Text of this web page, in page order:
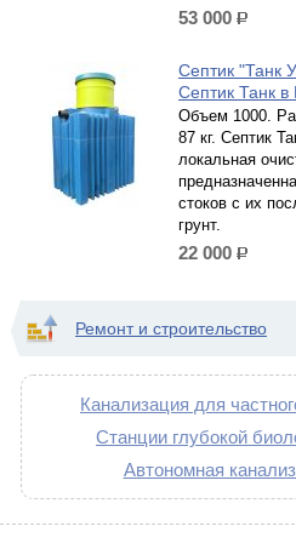
53 000 р.
Септик "Танк
Септик Танк в
Объем 1000.
87 кг. Септик
локальная
стоков с их
грунт.
22 000 р.
Ремонт и строительство
Канализация для
Станции глубокой
Автономная